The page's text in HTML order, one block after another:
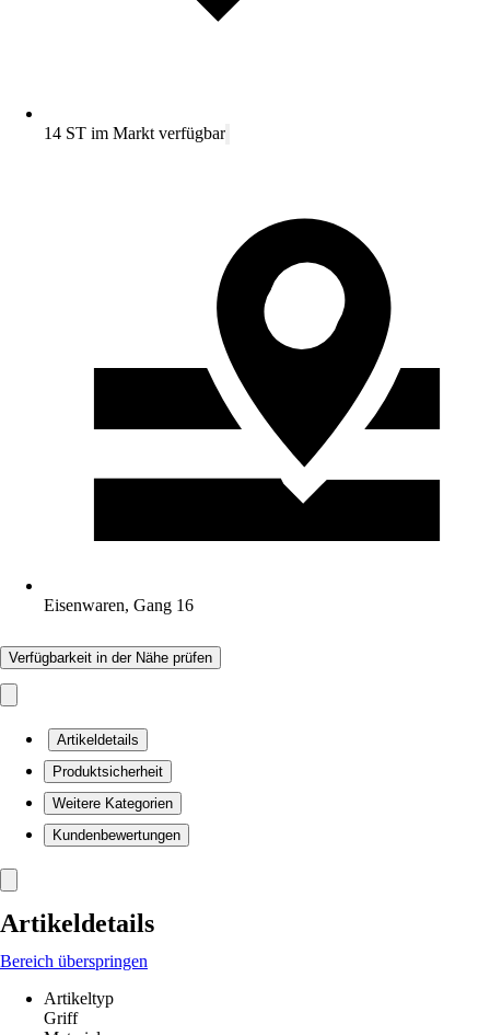
14 ST im Markt verfügbar
Eisenwaren, Gang 16
Verfügbarkeit in der Nähe prüfen
Artikeldetails
Produktsicherheit
Weitere Kategorien
Kundenbewertungen
Artikeldetails
Bereich überspringen
Artikeltyp
Griff